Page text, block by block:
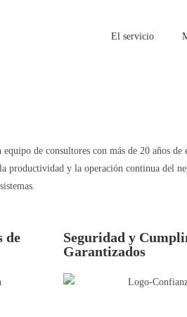
El servicio
de consultores con más de 20 años de
y la operación continua del
de
Seguridad y
Garantizados